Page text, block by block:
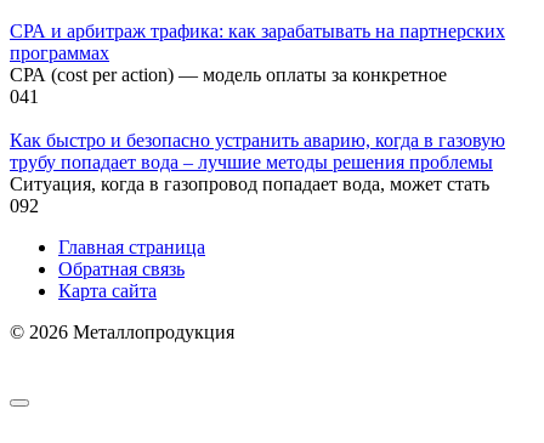
СРА и арбитраж трафика: как зарабатывать на партнерских
программах
СРА (cost per action) — модель оплаты за конкретное
041
Как быстро и безопасно устранить аварию, когда в газовую
трубу попадает вода – лучшие методы решения проблемы
Ситуация, когда в газопровод попадает вода, может стать
092
Главная страница
Обратная связь
Карта сайта
© 2026 Металлопродукция